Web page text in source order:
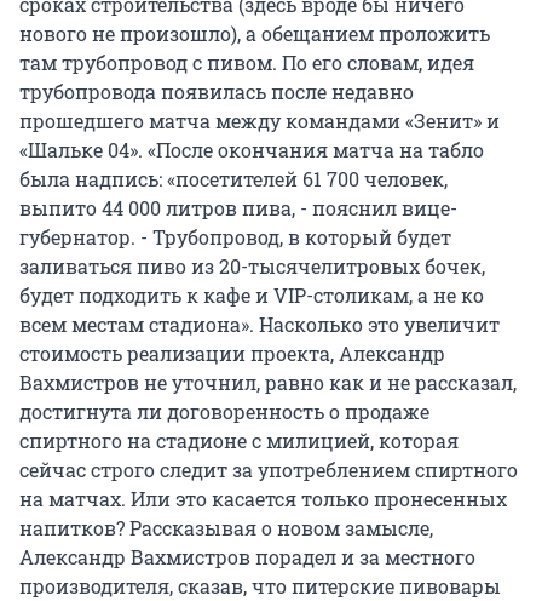
нового не произошло), а обещанием проложить
там трубопровод с пивом. По его словам, идея
трубопровода появилась после недавно
прошедшего матча между командами «Зенит» и
«Шальке 04». «После окончания матча на табло
была надпись: «посетителей 61 700 человек,
выпито 44 000 литров пива, - пояснил вице-
губернатор. - Трубопровод, в который будет
заливаться пиво из 20-тысячелитровых бочек,
будет подходить к кафе и VIP-столикам, а не ко
всем местам стадиона». Насколько это увеличит
стоимость реализации проекта, Александр
Вахмистров не уточнил, равно как и не рассказал,
достигнута ли договоренность о продаже
спиртного на стадионе с милицией, которая
сейчас строго следит за употреблением спиртного
на матчах. Или это касается только пронесенных
напитков? Рассказывая о новом замысле,
Александр Вахмистров порадел и за местного
производителя, сказав, что питерские пивовары